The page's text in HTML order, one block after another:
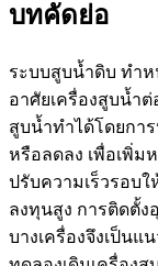
บทคัดย่อ
ระบบสูบน้ำดิบ ทำ
อาศัยเครื่องสูบน้ำ
สูบน้ำทำได้โดยกา
หรือลดลง เพื่อเพิ่
ปรับความเร็วรอบใ
ลงทุนสูง การติดตั้ง
บางเครื่องจึงเป็นแ